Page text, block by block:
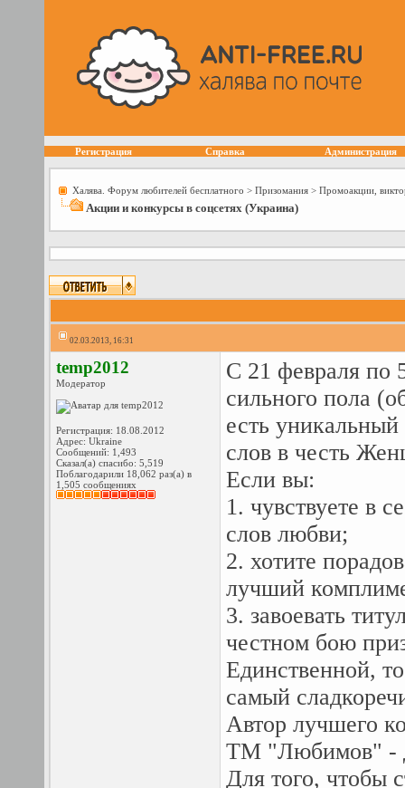
Регистрация Справка Администрация
Халява. Форум любителей бесплатного > Призомания > Промоакции,
Акции и конкурсы в соцсетях (Украина)
02.03.2013, 16:31
temp2012
Модератор
Регистрация: 18.08.2012
Адрес: Ukraine
Сообщений: 1,493
Сказал(а) спасибо: 5,519
Поблагодарили 18,062 раз(а) в
1,505 сообщениях
С 21 февраля по
сильного пола
есть
слов в честь
Если вы:
1. чувствуете в
слов любви;
2. хотите
лучший
3. завоевать
честном бою
Единственной,
самый
Автор лучшего
ТМ "Любимов" -
Для того, чтобы